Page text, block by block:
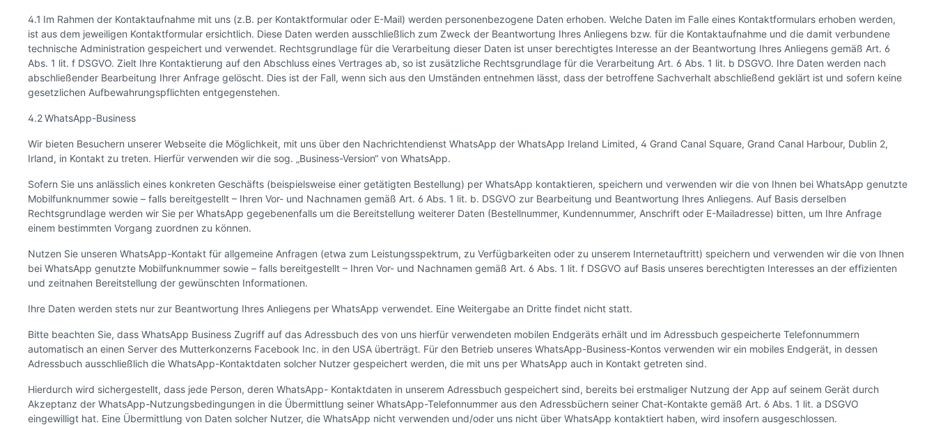
4.1 Im Rahmen der Kontaktaufnahme mit uns (z.B. per Kontaktformular oder E-Mail) werden personenbezogene Daten erhoben. Welche Daten im Falle eines Kontaktformulars erhoben werden,
ist aus dem jeweiligen Kontaktformular ersichtlich. Diese Daten werden ausschließlich zum Zweck der Beantwortung Ihres Anliegens bzw. für die Kontaktaufnahme und die damit verbundene
technische Administration gespeichert und verwendet. Rechtsgrundlage für die Verarbeitung dieser Daten ist unser berechtigtes Interesse an der Beantwortung Ihres Anliegens gemäß Art. 6
Abs. 1 lit. f DSGVO. Zielt Ihre Kontaktierung auf den Abschluss eines Vertrages ab, so ist zusätzliche Rechtsgrundlage für die Verarbeitung Art. 6 Abs. 1 lit. b DSGVO. Ihre Daten werden nach
abschließender Bearbeitung Ihrer Anfrage gelöscht. Dies ist der Fall, wenn sich aus den Umständen entnehmen lässt, dass der betroffene Sachverhalt abschließend geklärt ist und sofern keine
gesetzlichen Aufbewahrungspflichten entgegenstehen.
4.2 WhatsApp-Business
Wir bieten Besuchern unserer Webseite die Möglichkeit, mit uns über den Nachrichtendienst WhatsApp der WhatsApp Ireland Limited, 4 Grand Canal Square, Grand Canal Harbour, Dublin 2,
Irland, in Kontakt zu treten. Hierfür verwenden wir die sog. „Business-Version“ von WhatsApp.
Sofern Sie uns anlässlich eines konkreten Geschäfts (beispielsweise einer getätigten Bestellung) per WhatsApp kontaktieren, speichern und verwenden wir die von Ihnen bei WhatsApp genutzte
Mobilfunknummer sowie – falls bereitgestellt – Ihren Vor- und Nachnamen gemäß Art. 6 Abs. 1 lit. b. DSGVO zur Bearbeitung und Beantwortung Ihres Anliegens. Auf Basis derselben
Rechtsgrundlage werden wir Sie per WhatsApp gegebenenfalls um die Bereitstellung weiterer Daten (Bestellnummer, Kundennummer, Anschrift oder E-Mailadresse) bitten, um Ihre Anfrage
einem bestimmten Vorgang zuordnen zu können.
Nutzen Sie unseren WhatsApp-Kontakt für allgemeine Anfragen (etwa zum Leistungsspektrum, zu Verfügbarkeiten oder zu unserem Internetauftritt) speichern und verwenden wir die von Ihnen
bei WhatsApp genutzte Mobilfunknummer sowie – falls bereitgestellt – Ihren Vor- und Nachnamen gemäß Art. 6 Abs. 1 lit. f DSGVO auf Basis unseres berechtigten Interesses an der effizienten
und zeitnahen Bereitstellung der gewünschten Informationen.
Ihre Daten werden stets nur zur Beantwortung Ihres Anliegens per WhatsApp verwendet. Eine Weitergabe an Dritte findet nicht statt.
Bitte beachten Sie, dass WhatsApp Business Zugriff auf das Adressbuch des von uns hierfür verwendeten mobilen Endgeräts erhält und im Adressbuch gespeicherte Telefonnummern
automatisch an einen Server des Mutterkonzerns Facebook Inc. in den USA überträgt. Für den Betrieb unseres WhatsApp-Business-Kontos verwenden wir ein mobiles Endgerät, in dessen
Adressbuch ausschließlich die WhatsApp-Kontaktdaten solcher Nutzer gespeichert werden, die mit uns per WhatsApp auch in Kontakt getreten sind.
Hierdurch wird sichergestellt, dass jede Person, deren WhatsApp- Kontaktdaten in unserem Adressbuch gespeichert sind, bereits bei erstmaliger Nutzung der App auf seinem Gerät durch
Akzeptanz der WhatsApp-Nutzungsbedingungen in die Übermittlung seiner WhatsApp-Telefonnummer aus den Adressbüchern seiner Chat-Kontakte gemäß Art. 6 Abs. 1 lit. a DSGVO
eingewilligt hat. Eine Übermittlung von Daten solcher Nutzer, die WhatsApp nicht verwenden und/oder uns nicht über WhatsApp kontaktiert haben, wird insofern ausgeschlossen.